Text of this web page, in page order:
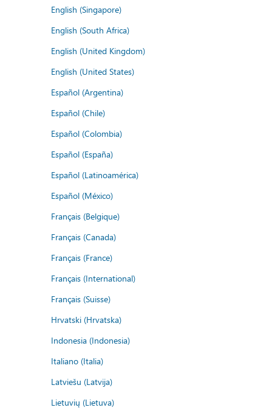
English (Singapore)
English (South Africa)
English (United Kingdom)
English (United States)
Español (Argentina)
Español (Chile)
Español (Colombia)
Español (España)
Español (Latinoamérica)
Español (México)
Français (Belgique)
Français (Canada)
Français (France)
Français (International)
Français (Suisse)
Hrvatski (Hrvatska)
Indonesia (Indonesia)
Italiano (Italia)
Latviešu (Latvija)
Lietuvių (Lietuva)